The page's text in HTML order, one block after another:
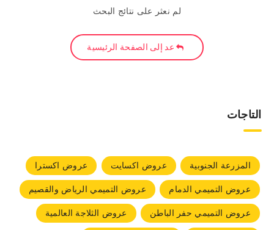
لم نعثر على نتائج البحث
عد إلى الصفحة الرئيسية
التاجات
المزرعة الجنوبية عروض اكسايت
عروض اكسترا
عروض التميمي الدمام
عروض التميمي الرياض والقصيم
عروض التميمي حفر الباطن
عروض الثلاجة العالمية